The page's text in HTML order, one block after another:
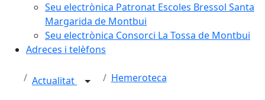
Seu electrònica Patronat Escoles Bressol Santa
Margarida de Montbui
Seu electrònica Consorci La Tossa de Montbui
Adreces i telèfons
Actualitat Hemeroteca